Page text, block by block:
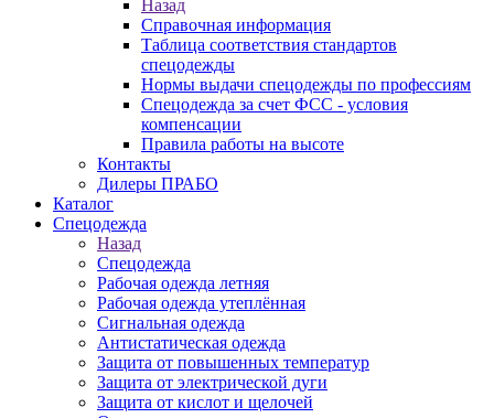
Назад
Справочная информация
Таблица соответствия стандартов
спецодежды
Нормы выдачи спецодежды по профессиям
Спецодежда за счет ФСС - условия
компенсации
Правила работы на высоте
Контакты
Дилеры ПРАБО
Каталог
Спецодежда
Назад
Спецодежда
Рабочая одежда летняя
Рабочая одежда утеплённая
Сигнальная одежда
Антистатическая одежда
Защита от повышенных температур
Защита от электрической дуги
Защита от кислот и щелочей